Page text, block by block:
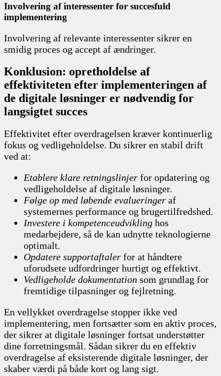
Involvering af interessenter for succesfuld
implementering
Involvering af relevante interessenter sikrer en
smidig proces og accept af ændringer.
Konklusion: opretholdelse af
effektiviteten efter implementeringen af
de digitale løsninger er nødvendig for
langsigtet succes
Effektivitet efter overdragelsen kræver kontinuerlig
fokus og vedligeholdelse. Du sikrer en stabil drift
ved at:
Etablere klare retningslinjer for opdatering og
vedligeholdelse af digitale løsninger.
Følge op med løbende evalueringer af
systemernes performance og brugertilfredshed.
Investere i kompetenceudvikling hos
medarbejdere, så de kan udnytte teknologierne
optimalt.
Opdatere supportaftaler for at håndtere
uforudsete udfordringer hurtigt og effektivt.
Vedligeholde dokumentation som grundlag for
fremtidige tilpasninger og fejlretning.
En vellykket overdragelse stopper ikke ved
implementering, men fortsætter som en aktiv proces,
der sikrer at digitale løsninger fortsat understøtter
dine forretningsmål. Sådan sikrer du en effektiv
overdragelse af eksisterende digitale løsninger, der
skaber værdi på både kort og lang sigt.